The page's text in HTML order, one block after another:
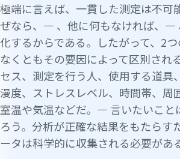
極端に言えば、一貫した測定は不可
ぜなら、— 、他に何もなければ、—
化するからである。したがって、2
なくともその要因によって区別され
セス、測定を行う人、使用する道具
漫度、ストレスレベル、時間帯、周
室温や気温などだ。— 言いたいこと
ろう。分析が正確な結果をもたらす
ータは科学的に収集される必要があ